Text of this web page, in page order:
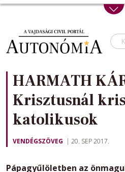
Skip to main content
HARMATH
Krisztusnál
katolikusok
VENDÉGSZÖVEG 20. SEP 2017.
Pápagyűlöletben az